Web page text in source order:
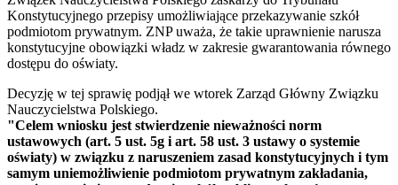
Konstytucyjnego przepisy umożliwiające przekazywanie szkół
podmiotom prywatnym. ZNP uważa, że takie uprawnienie narusza
konstytucyjne obowiązki władz w zakresie gwarantowania równego
dostępu do oświaty.
Decyzję w tej sprawię podjął we wtorek Zarząd Główny Związku
Nauczycielstwa Polskiego.
"Celem wniosku jest stwierdzenie nieważności norm
ustawowych (art. 5 ust. 5g i art. 58 ust. 3 ustawy o systemie
oświaty) w związku z naruszeniem zasad konstytucyjnych i tym
samym uniemożliwienie podmiotom prywatnym zakładania,